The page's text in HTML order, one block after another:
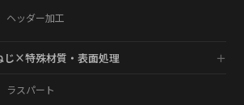
ヘッダー加工
じ×特殊材質・表面処理
ラスパート